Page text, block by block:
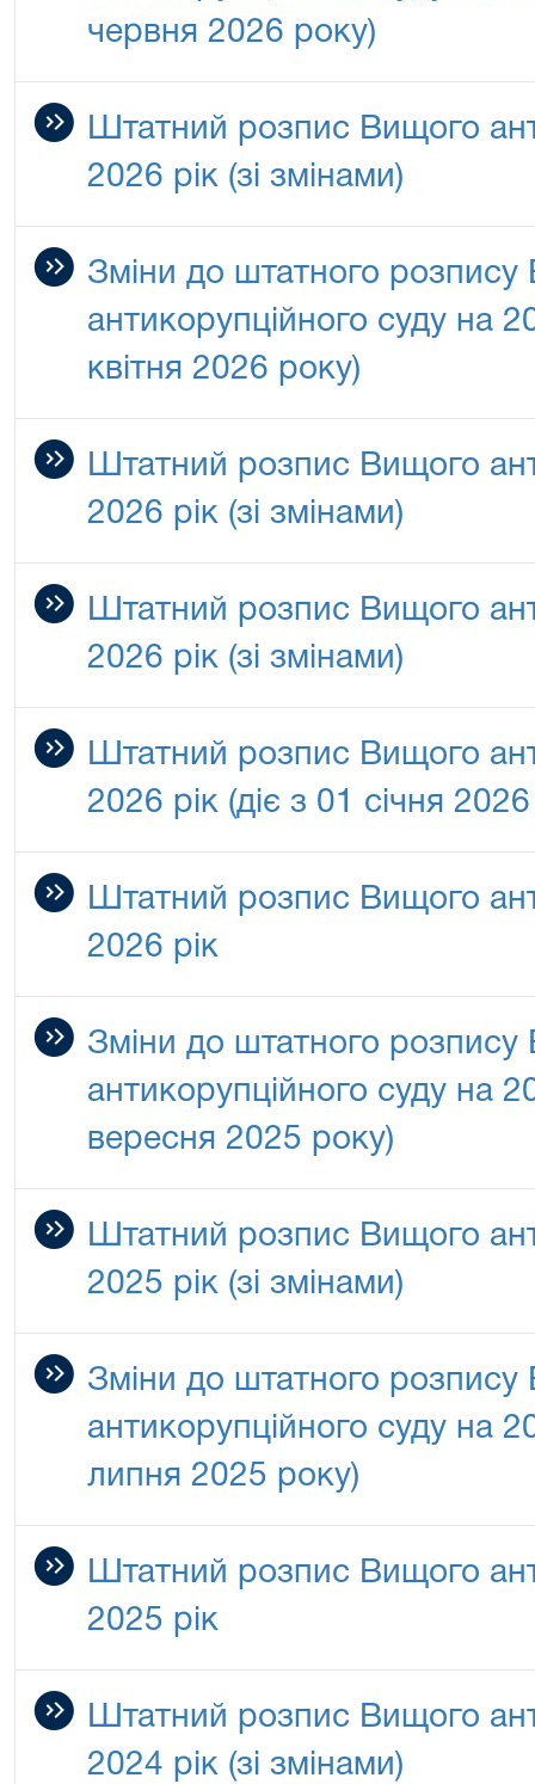
червня 2026 року)
Штатний розпис Вищого
2026 рік (зі змінами)
Зміни до штатного
антикорупційного суду на
квітня 2026 року)
Штатний розпис Вищого
2026 рік (зі змінами)
Штатний розпис Вищого
2026 рік (зі змінами)
Штатний розпис Вищого
2026 рік (діє з 01 січня
Штатний розпис Вищого
2026 рік
Зміни до штатного
антикорупційного суду на
вересня 2025 року)
Штатний розпис Вищого
2025 рік (зі змінами)
Зміни до штатного
антикорупційного суду на
липня 2025 року)
Штатний розпис Вищого
2025 рік
Штатний розпис Вищого
2024 рік (зі змінами)